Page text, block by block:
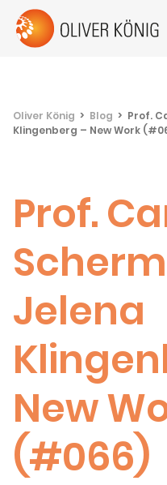
Oliver König Blog
Prof.
Klingenberg – New Work
Prof.
Jelena
New
(#066)